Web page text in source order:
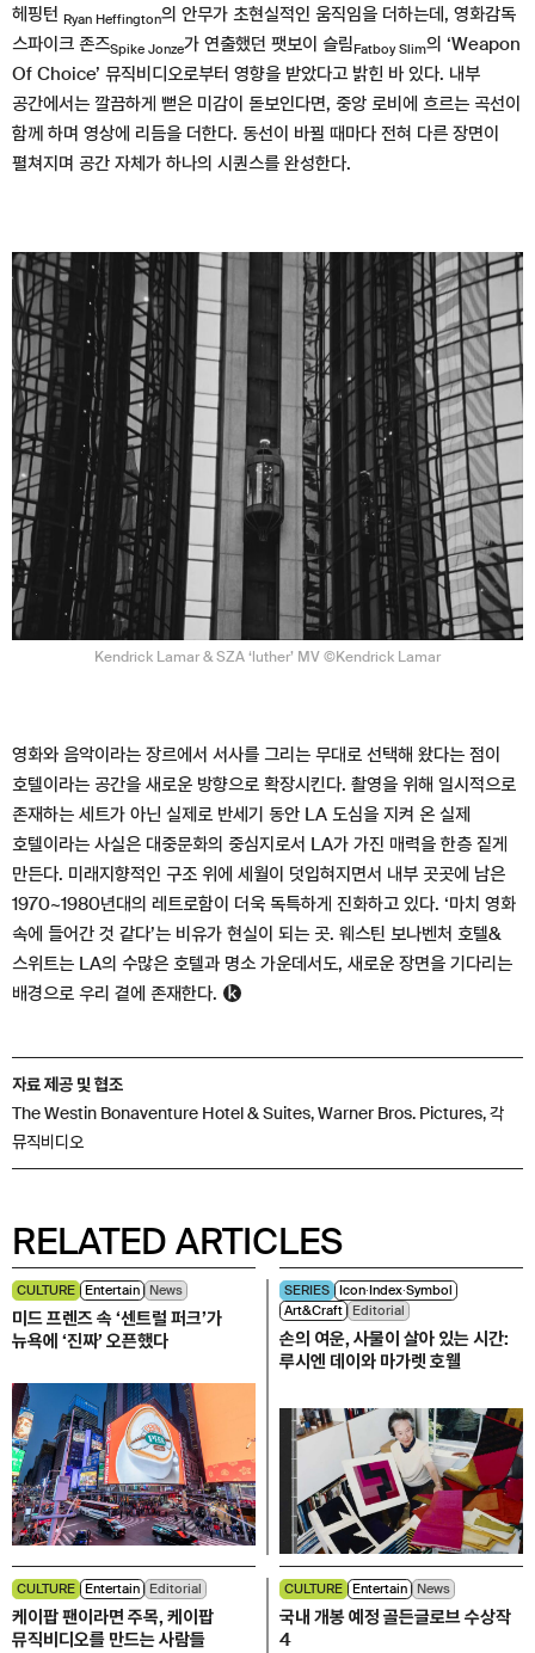
자료 제공 및 협조
The Westin Bonaventure Hotel & Suites, Warner Bros. Pictures, 각
뮤직비디오
헤핑턴 Ryan Heffington의 안무가 초현실적인 움직임을 더하는데, 영화감독
스파이크 존즈Spike Jonze가 연출했던 팻보이 슬림Fatboy Slim의 ‘Weapon
Of Choice’ 뮤직비디오로부터 영향을 받았다고 밝힌 바 있다. 내부
공간에서는 깔끔하게 뻗은 미감이 돋보인다면, 중앙 로비에 흐르는 곡선이
함께 하며 영상에 리듬을 더한다. 동선이 바뀔 때마다 전혀 다른 장면이
펼쳐지며 공간 자체가 하나의 시퀀스를 완성한다.
Kendrick Lamar & SZA ‘luther’ MV ©Kendrick Lamar
영화와 음악이라는 장르에서 서사를 그리는 무대로 선택해 왔다는 점이
호텔이라는 공간을 새로운 방향으로 확장시킨다. 촬영을 위해 일시적으로
존재하는 세트가 아닌 실제로 반세기 동안 LA 도심을 지켜 온 실제
호텔이라는 사실은 대중문화의 중심지로서 LA가 가진 매력을 한층 짙게
만든다. 미래지향적인 구조 위에 세월이 덧입혀지면서 내부 곳곳에 남은
1970~1980년대의 레트로함이 더욱 독특하게 진화하고 있다. ‘마치 영화
속에 들어간 것 같다’는 비유가 현실이 되는 곳. 웨스틴 보나벤처 호텔&
스위트는 LA의 수많은 호텔과 명소 가운데서도, 새로운 장면을 기다리는
배경으로 우리 곁에 존재한다.
RELATED ARTICLES
CULTURE Entertain News
미드 프렌즈 속 ‘센트럴 퍼크’가
뉴욕에 ‘진짜’ 오픈했다
SERIES Icon∙Index∙Symbol
Art&Craft
Editorial
손의 여운, 사물이 살아 있는 시간:
루시엔 데이와 마가렛 호웰
CULTURE Entertain Editorial
케이팝 팬이라면 주목, 케이팝
뮤직비디오를 만드는 사람들
CULTURE Entertain News
국내 개봉 예정 골든글로브 수상작
4